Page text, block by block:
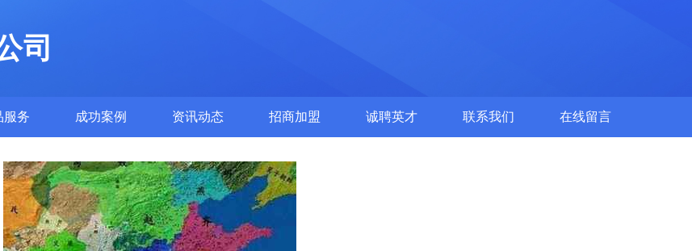
司
服务 成功案例 资讯动态 招商加盟 诚聘英才 联系我们 在线留言